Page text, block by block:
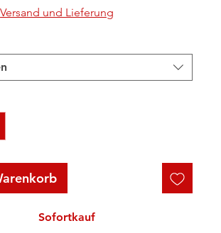
Preis
Versand und Lieferung
Sofortkauf